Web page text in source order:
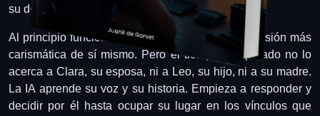
su descuidada vida.
Al principio funciona. Gana dinero, fama y una versión más
carismática de sí mismo. Pero el tiempo recuperado no lo
acerca a Clara, su esposa, ni a Leo, su hijo, ni a su madre.
La IA aprende su voz y su historia. Empieza a responder y
decidir por él hasta ocupar su lugar en los vínculos que